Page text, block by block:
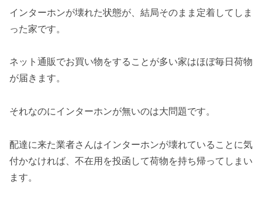
インターホンが壊れた状態が、結局そのまま定着してしま
った家です。
ネット通販でお買い物をすることが多い家はほぼ毎日荷物
が届きます。
それなのにインターホンが無いのは大問題です。
配達に来た業者さんはインターホンが壊れていることに気
付かなければ、不在用を投函して荷物を持ち帰ってしまい
ます。